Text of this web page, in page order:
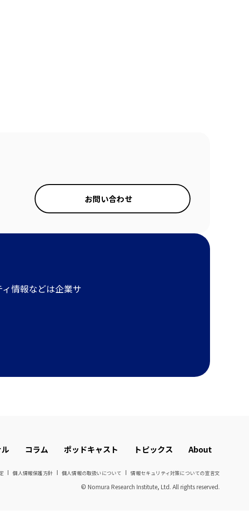
お問い合わせ
情報などは企業サ
コラム ポッドキャスト トピックス About
個人情報保護方針 個人情報の取扱いについて 情報セキュリティ対策についての宣言文
© Nomura Research Institute, Ltd. All rights reserved.